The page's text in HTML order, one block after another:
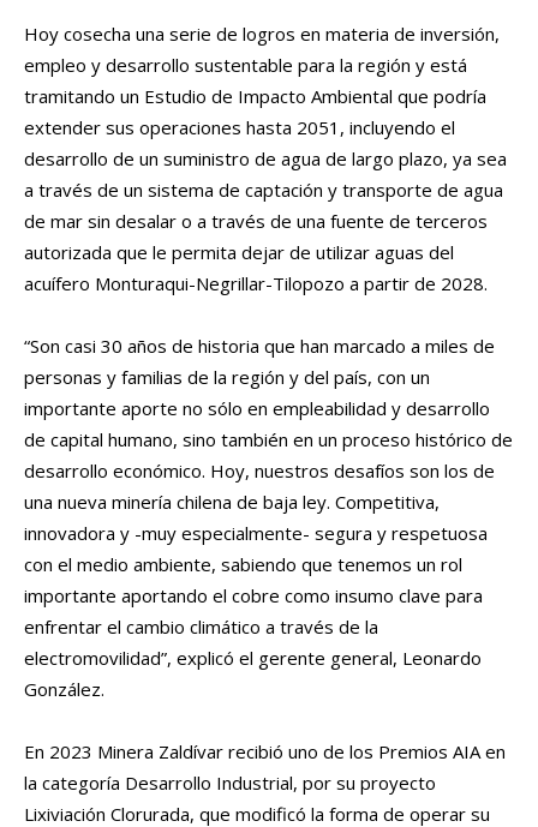
Hoy cosecha una serie de logros en materia de inversión,
empleo y desarrollo sustentable para la región y está
tramitando un Estudio de Impacto Ambiental que podría
extender sus operaciones hasta 2051, incluyendo el
desarrollo de un suministro de agua de largo plazo, ya sea
a través de un sistema de captación y transporte de agua
de mar sin desalar o a través de una fuente de terceros
autorizada que le permita dejar de utilizar aguas del
acuífero Monturaqui-Negrillar-Tilopozo a partir de 2028.
“Son casi 30 años de historia que han marcado a miles de
personas y familias de la región y del país, con un
importante aporte no sólo en empleabilidad y desarrollo
de capital humano, sino también en un proceso histórico de
desarrollo económico. Hoy, nuestros desafíos son los de
una nueva minería chilena de baja ley. Competitiva,
innovadora y -muy especialmente- segura y respetuosa
con el medio ambiente, sabiendo que tenemos un rol
importante aportando el cobre como insumo clave para
enfrentar el cambio climático a través de la
electromovilidad”, explicó el gerente general, Leonardo
González.
En 2023 Minera Zaldívar recibió uno de los Premios AIA en
la categoría Desarrollo Industrial, por su proyecto
Lixiviación Clorurada, que modificó la forma de operar su